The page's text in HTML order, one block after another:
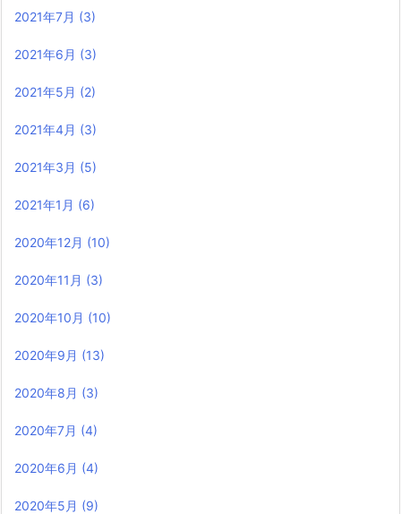
2021年7月 (3)
2021年6月 (3)
2021年5月 (2)
2021年4月 (3)
2021年3月 (5)
2021年1月 (6)
2020年12月 (10)
2020年11月 (3)
2020年10月 (10)
2020年9月 (13)
2020年8月 (3)
2020年7月 (4)
2020年6月 (4)
2020年5月 (9)